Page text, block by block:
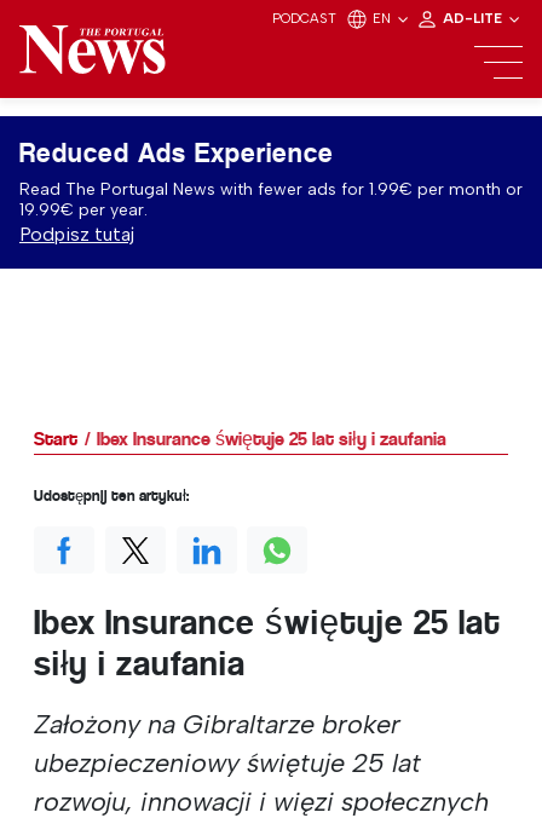
PODCAST EN AD-LITE
Reduced Ads Experience
Read The Portugal News with fewer ads for 1.99€ per month or
19.99€ per year.
Podpisz tutaj
Start Ibex Insurance świętuje 25 lat siły i zaufania
Ibex Insurance świętuje 25 lat
siły i zaufania
Założony na Gibraltarze broker
ubezpieczeniowy świętuje 25 lat
rozwoju, innowacji i więzi społecznych
Udostępnij ten artykuł: